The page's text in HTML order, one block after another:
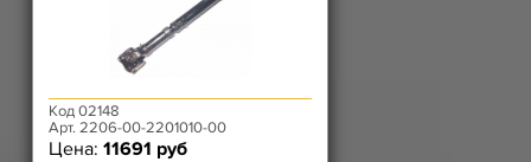
Код 02148
Арт. 2206-00-2201010-00
Цена: 11691 руб